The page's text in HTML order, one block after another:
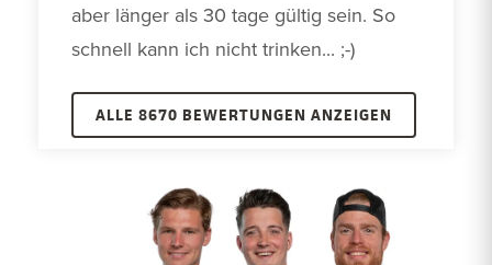
aber länger als 30 tage gültig sein. So
schnell kann ich nicht trinken... ;-)
ALLE 8670 BEWERTUNGEN ANZEIGEN